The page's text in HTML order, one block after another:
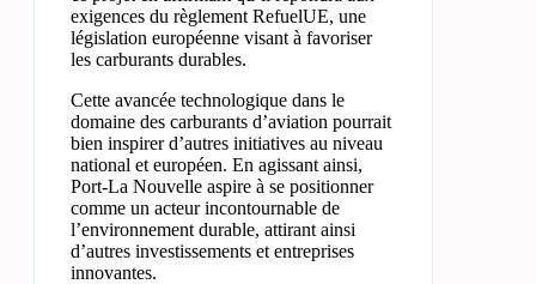
exigences du règlement RefuelUE, une
législation européenne visant à favoriser
les carburants durables.
Cette avancée technologique dans le
domaine des carburants d’aviation pourrait
bien inspirer d’autres initiatives au niveau
national et européen. En agissant ainsi,
Port-La Nouvelle aspire à se positionner
comme un acteur incontournable de
l’environnement durable, attirant ainsi
d’autres investissements et entreprises
innovantes.